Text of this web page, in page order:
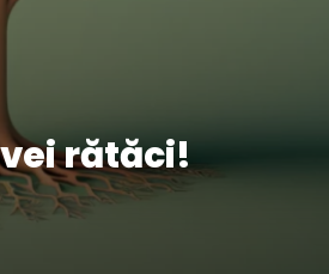
rătăci!